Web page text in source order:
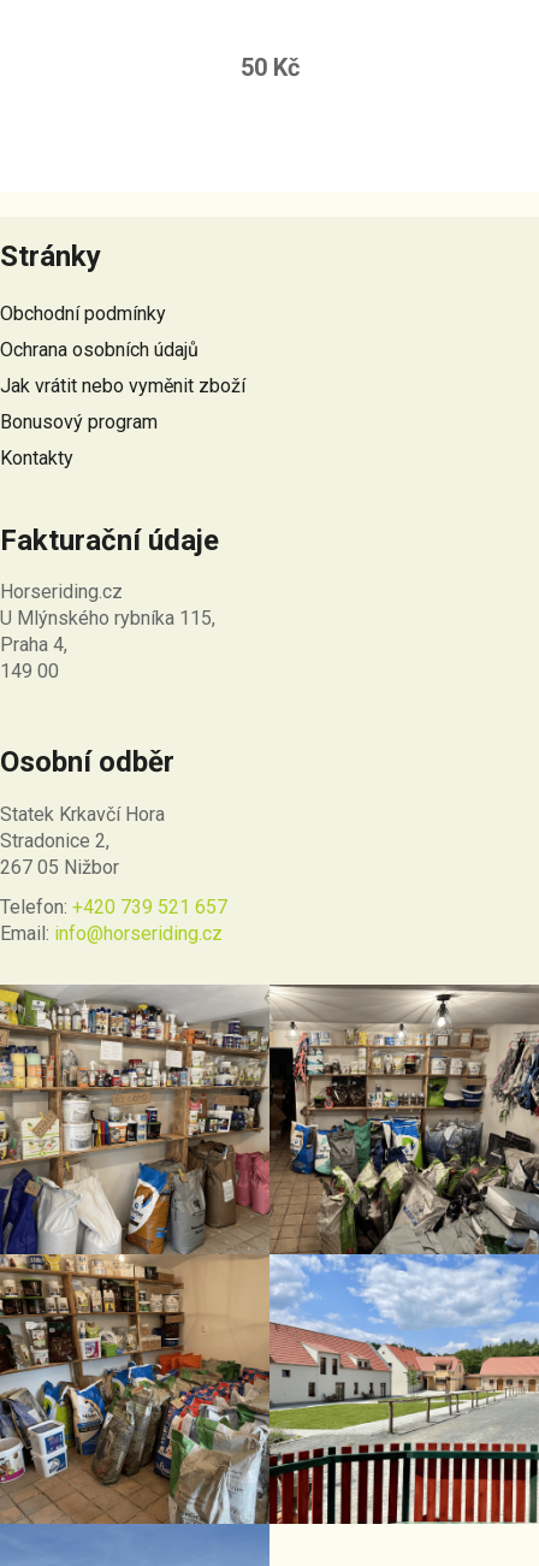
50 Kč
á
p
a
t
í
Stránky
Obchodní podmínky
Ochrana osobních údajů
Jak vrátit nebo vyměnit zboží
Bonusový program
Kontakty
Fakturační údaje
Horseriding.cz
U Mlýnského rybníka 115,
Praha 4,
149 00
Osobní odběr
Statek Krkavčí Hora
Stradonice 2,
267 05 Nižbor
Telefon: +420 739 521 657
Email: info@horseriding.cz